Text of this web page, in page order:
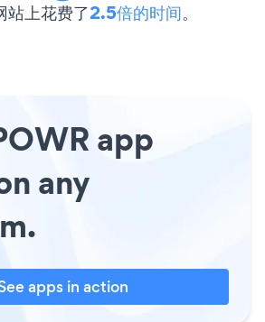
站上花费了2.5倍的时间。
app
any
apps in action